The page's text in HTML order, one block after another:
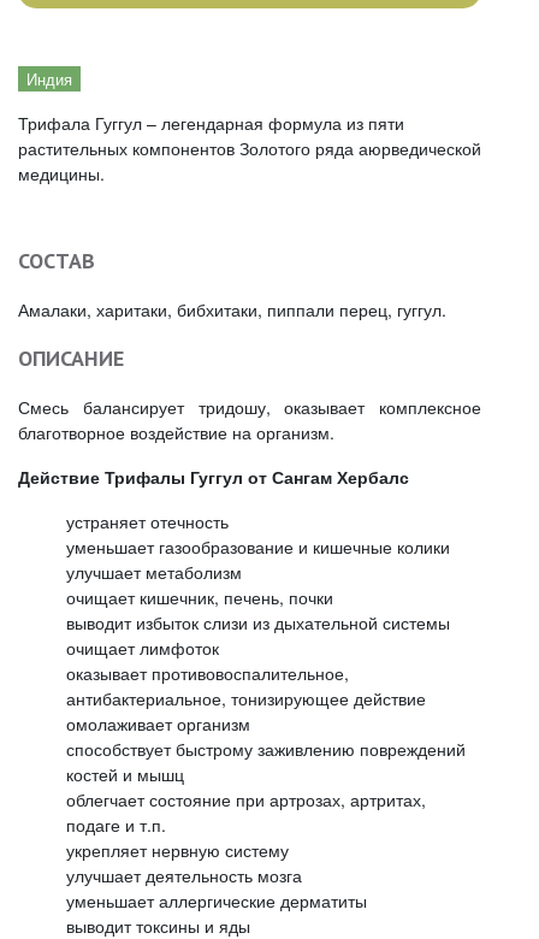
Индия
Трифала Гуггул – легендарная формула из пяти
растительных компонентов Золотого ряда аюрведической
медицины.
СОСТАВ
Амалаки, харитаки, бибхитаки, пиппали перец, гуггул.
ОПИСАНИЕ
Смесь балансирует тридошу, оказывает комплексное
благотворное воздействие на организм.
Действие Трифалы Гуггул от Сангам Хербалс
устраняет отечность
уменьшает газообразование и кишечные колики
улучшает метаболизм
очищает кишечник, печень, почки
выводит избыток слизи из дыхательной системы
очищает лимфоток
оказывает противовоспалительное,
антибактериальное, тонизирующее действие
омолаживает организм
способствует быстрому заживлению повреждений
костей и мышц
облегчает состояние при артрозах, артритах,
подаге и т.п.
укрепляет нервную систему
улучшает деятельность мозга
уменьшает аллергические дерматиты
выводит токсины и яды